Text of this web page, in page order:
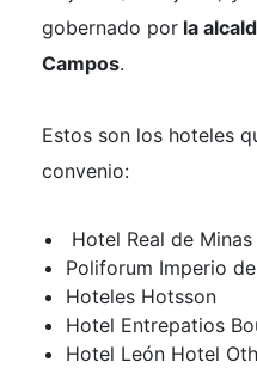
gobernado por la
Campos.
Estos son los hoteles
convenio:
Hotel Real de Minas
Poliforum Imperio
Hoteles Hotsson
Hotel Entrepatios
Hotel León Hotel